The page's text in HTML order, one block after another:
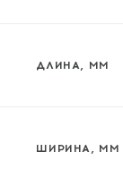
ДЛИНА, ММ
ШИРИНА, ММ